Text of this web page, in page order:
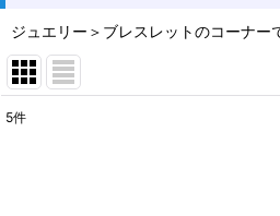
ジュエリー＞ブレスレットのコーナー
5件